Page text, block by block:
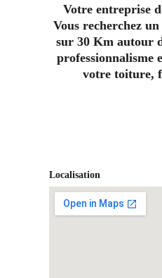
Localisation
Votre entreprise
Vous recherchez
sur 30 Km autour
professionnalisme
votre toiture,